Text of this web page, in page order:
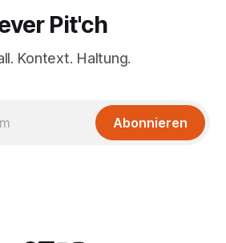
Pit'ch
Kontext. Haltung.
Abonnieren